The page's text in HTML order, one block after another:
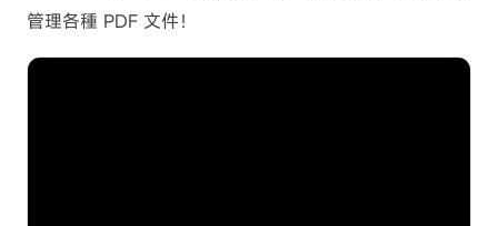
管理各種 PDF 文件！